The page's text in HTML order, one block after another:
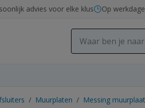
advies voor elke klus Op
/ Muurplaten / Messing muurplaat